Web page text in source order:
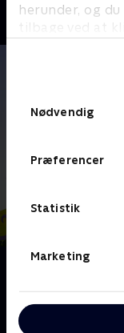
herunder, og
tilbage ved at
Nødvendig
Præferencer
Statistik
Marketing
Børneserier • 1
omkring slottet